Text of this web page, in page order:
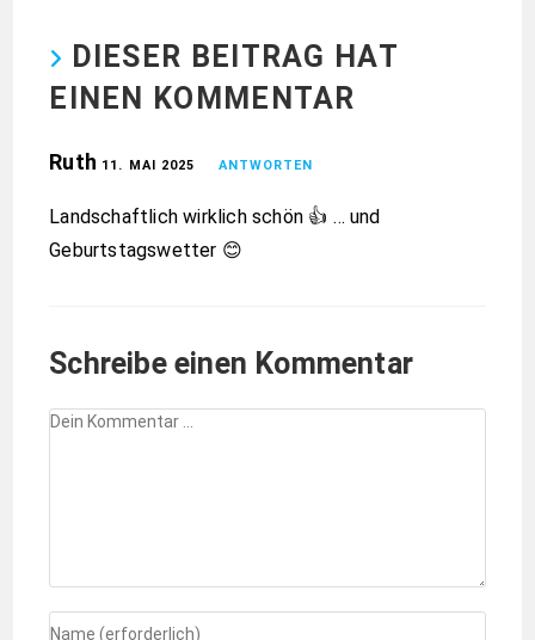
DIESER BEITRAG HAT
EINEN KOMMENTAR
Ruth 11. MAI 2025 ANTWORTEN
Landschaftlich wirklich schön 👍 … und
Geburtstagswetter 😊
Schreibe einen Kommentar